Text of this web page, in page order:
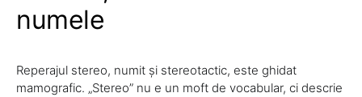
numele
Reperajul stereo, numit și stereotactic, este ghidat
mamografic. „Stereo” nu e un moft de vocabular, ci descrie